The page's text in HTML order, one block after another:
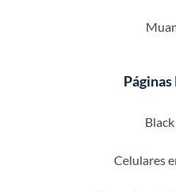
Celulares